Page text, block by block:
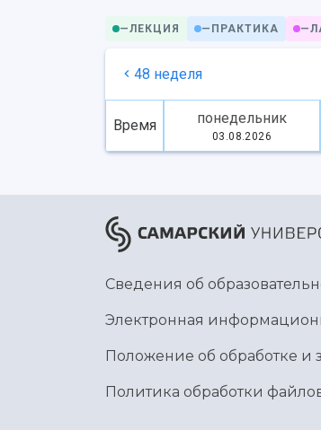
—ЛЕКЦИЯ — ПРАКТИКА —
48 неделя
Время понедельник
03.08.2026
Сведения об
Электронная
Положение об обработке и
Политика обработки